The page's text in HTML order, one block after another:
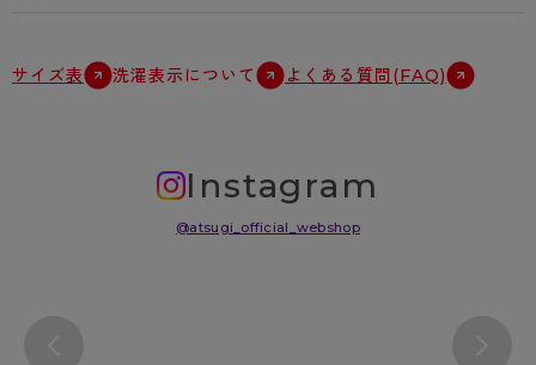
サイズ表 洗濯表示について よくある質問(FAQ)
Instagram
@atsugi_official_webshop